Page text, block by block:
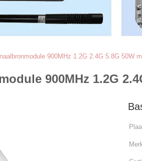
900MHz 1.2G 2.4G 5.8G 50W
900MHz 1.2G